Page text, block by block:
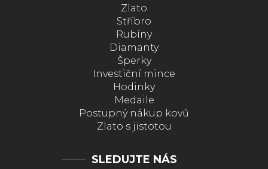
Zlato
Stříbro
Rubíny
Diamanty
Šperky
Investiční mince
Hodinky
Medaile
Postupný nákup kovů
Zlato s jistotou
SLEDUJTE NÁS